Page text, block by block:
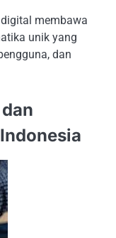
membawa
unik yang
dan